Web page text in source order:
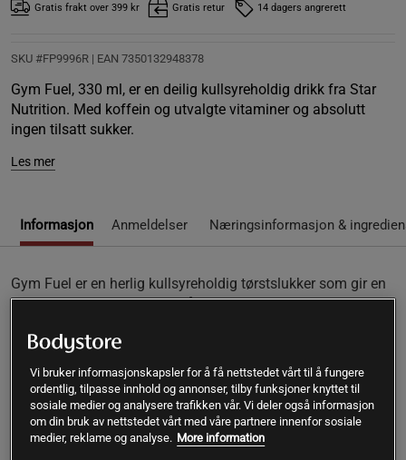
Gratis frakt over 399 kr Gratis retur 14 dagers angrerett
SKU #FP9996R | EAN 7350132948378
Gym Fuel, 330 ml, er en deilig kullsyreholdig drikk fra Star
Nutrition. Med koffein og utvalgte vitaminer og absolutt
ingen tilsatt sukker.
Les mer
Informasjon Anmeldelser Næringsinformasjon &
Gym Fuel er en herlig kullsyreholdig tørstslukker som gir en
balansert mengde koffein på 105 mg per boks, samt nøye
sukker og er kalorifri.
Delikat energidrikk
105 mg koffein
Med utvalgte vitaminer
Ingen sukker
Vi bruker informasjonskapsler for å få nettstedet vårt til å fungere
ordentlig, tilpasse innhold og annonser, tilby funksjoner knyttet til
sosiale medier og analysere trafikken vår. Vi deler også informasjon
om din bruk av nettstedet vårt med våre partnere innenfor sosiale
medier, reklame og analyse. More information